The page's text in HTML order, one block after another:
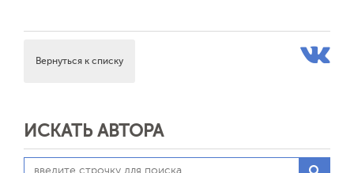
Вернуться к списку
ИСКАТЬ АВТОРА